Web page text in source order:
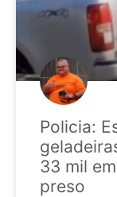
Policia:
33 mil
preso